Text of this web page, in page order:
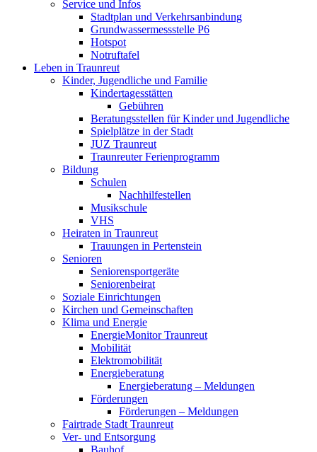
Service und Infos
Stadtplan und Verkehrsanbindung
Grundwassermessstelle P6
Hotspot
Notruftafel
Leben in Traunreut
Kinder, Jugendliche und Familie
Kindertagesstätten
Gebühren
Beratungsstellen für Kinder und Jugendliche
Spielplätze in der Stadt
JUZ Traunreut
Traunreuter Ferienprogramm
Bildung
Schulen
Nachhilfestellen
Musikschule
VHS
Heiraten in Traunreut
Trauungen in Pertenstein
Senioren
Seniorensportgeräte
Seniorenbeirat
Soziale Einrichtungen
Kirchen und Gemeinschaften
Klima und Energie
EnergieMonitor Traunreut
Mobilität
Elektromobilität
Energieberatung
Energieberatung – Meldungen
Förderungen
Förderungen – Meldungen
Fairtrade Stadt Traunreut
Ver- und Entsorgung
Bauhof